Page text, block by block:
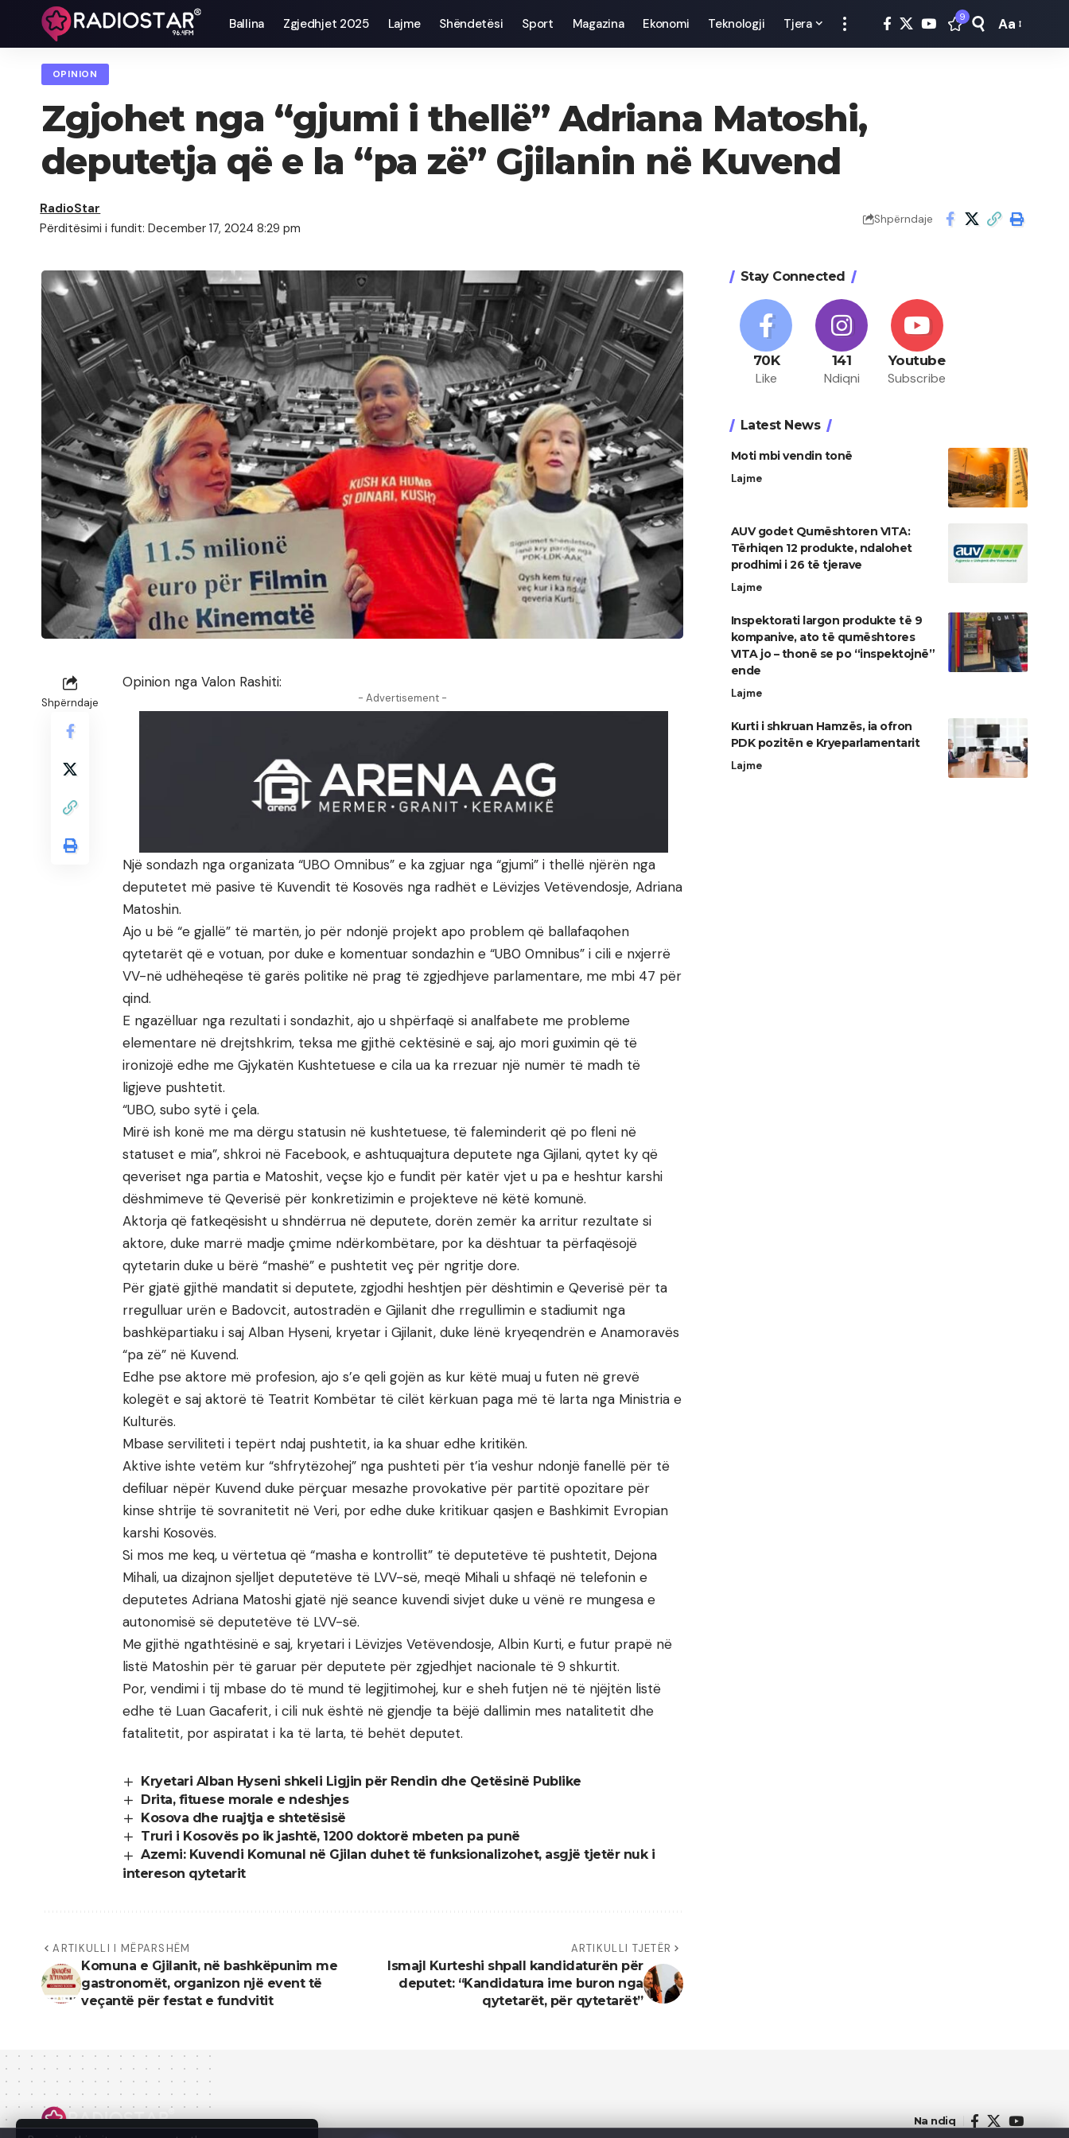
Ballina Zgjedhjet 2025 Lajme Shëndetësi Sport Magazina Ekonomi Teknologji Tjera 9
Font
Aa
OPINION
Zgjohet nga “gjumi i thellë” Adriana Matoshi,
deputetja që e la “pa zë” Gjilanin në Kuvend
Përditësimi i fundit: December 17, 2024 8:29 pm
RadioStar
Shpërndaje
Shpërndaje
Opinion nga Valon Rashiti:
- Advertisement -
Një sondazh nga organizata “UBO Omnibus” e ka zgjuar nga “gjumi” i thellë njërën nga
deputetet më pasive të Kuvendit të Kosovës nga radhët e Lëvizjes Vetëvendosje, Adriana
Matoshin.
Ajo u bë “e gjallë” të martën, jo për ndonjë projekt apo problem që ballafaqohen
qytetarët që e votuan, por duke e komentuar sondazhin e “UB0 0mnibus” i cili e nxjerrë
VV-në udhëheqëse të garës politike në prag të zgjedhjeve parlamentare, me mbi 47 për
qind.
E ngazëlluar nga rezultati i sondazhit, ajo u shpërfaqë si analfabete me probleme
elementare në drejtshkrim, teksa me gjithë cektësinë e saj, ajo mori guximin që të
ironizojë edhe me Gjykatën Kushtetuese e cila ua ka rrezuar një numër të madh të
ligjeve pushtetit.
“UBO, subo sytë i çela.
Mirë ish konë me ma dërgu statusin në kushtetuese, të faleminderit që po fleni në
statuset e mia”, shkroi në Facebook, e ashtuquajtura deputete nga Gjilani, qytet ky që
qeveriset nga partia e Matoshit, veçse kjo e fundit për katër vjet u pa e heshtur karshi
dëshmimeve të Qeverisë për konkretizimin e projekteve në këtë komunë.
Aktorja që fatkeqësisht u shndërrua në deputete, dorën zemër ka arritur rezultate si
aktore, duke marrë madje çmime ndërkombëtare, por ka dështuar ta përfaqësojë
qytetarin duke u bërë “mashë” e pushtetit veç për ngritje dore.
Për gjatë gjithë mandatit si deputete, zgjodhi heshtjen për dështimin e Qeverisë për ta
rregulluar urën e Badovcit, autostradën e Gjilanit dhe rregullimin e stadiumit nga
bashkëpartiaku i saj Alban Hyseni, kryetar i Gjilanit, duke lënë kryeqendrën e Anamoravës
“pa zë” në Kuvend.
Edhe pse aktore më profesion, ajo s’e qeli gojën as kur këtë muaj u futen në grevë
kolegët e saj aktorë të Teatrit Kombëtar të cilët kërkuan paga më të larta nga Ministria e
Kulturës.
Mbase serviliteti i tepërt ndaj pushtetit, ia ka shuar edhe kritikën.
Aktive ishte vetëm kur “shfrytëzohej” nga pushteti për t’ia veshur ndonjë fanellë për të
defiluar nëpër Kuvend duke përçuar mesazhe provokative për partitë opozitare për
kinse shtrije të sovranitetit në Veri, por edhe duke kritikuar qasjen e Bashkimit Evropian
karshi Kosovës.
Si mos me keq, u vërtetua që “masha e kontrollit” të deputetëve të pushtetit, Dejona
Mihali, ua dizajnon sjelljet deputetëve të LVV-së, meqë Mihali u shfaqë në telefonin e
deputetes Adriana Matoshi gjatë një seance kuvendi sivjet duke u vënë re mungesa e
autonomisë së deputetëve të LVV-së.
Me gjithë ngathtësinë e saj, kryetari i Lëvizjes Vetëvendosje, Albin Kurti, e futur prapë në
listë Matoshin për të garuar për deputete për zgjedhjet nacionale të 9 shkurtit.
Por, vendimi i tij mbase do të mund të legjitimohej, kur e sheh futjen në të njëjtën listë
edhe të Luan Gacaferit, i cili nuk është në gjendje ta bëjë dallimin mes natalitetit dhe
fatalitetit, por aspiratat i ka të larta, të behët deputet.
Kryetari Alban Hyseni shkeli Ligjin për Rendin dhe Qetësinë Publike
Drita, fituese morale e ndeshjes
Kosova dhe ruajtja e shtetësisë
Truri i Kosovës po ik jashtë, 1200 doktorë mbeten pa punë
Azemi: Kuvendi Komunal në Gjilan duhet të funksionalizohet, asgjë tjetër nuk i
intereson qytetarit
ARTIKULLI I MËPARSHËM
Komuna e Gjilanit, në bashkëpunim me
gastronomët, organizon një event të
veçantë për festat e fundvitit
ARTIKULLI TJETËR
Ismajl Kurteshi shpall kandidaturën për
deputet: “Kandidatura ime buron nga
qytetarët, për qytetarët”
Stay Connected
70K
Like
141
Ndiqni
Youtube
Subscribe
Latest News
Moti mbi vendin tonë
Lajme
AUV godet Qumështoren VITA:
Tërhiqen 12 produkte, ndalohet
prodhimi i 26 të tjerave
Lajme
Inspektorati largon produkte të 9
kompanive, ato të qumështores
VITA jo – thonë se po “inspektojnë”
ende
Lajme
Kurti i shkruan Hamzës, ia ofron
PDK pozitën e Kryeparlamentarit
Lajme
Na ndiq